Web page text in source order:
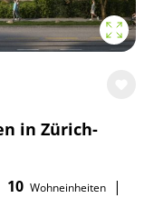
in Zürich-
10 Wohneinheiten
|